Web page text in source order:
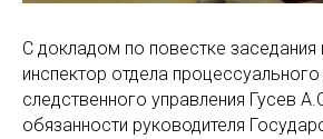
С докладом по повестке заседания
инспектор отдела
следственного управления Гусев
обязанности руководителя